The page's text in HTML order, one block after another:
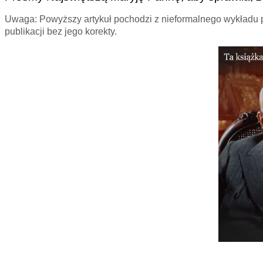
Uwaga: Powyższy artykuł pochodzi z nieformalnego
publikacji bez jego korekty.